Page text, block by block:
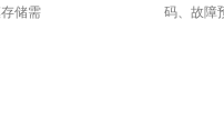
储需
码、故障